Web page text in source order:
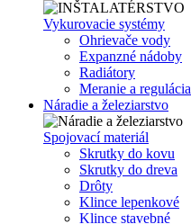
Vykurovacie systémy
Ohrievače vody
Expanzné nádoby
Radiátory
Meranie a regulácia
Náradie a železiarstvo
Spojovací materiál
Skrutky do kovu
Skrutky do dreva
Drôty
Klince lepenkové
Klince stavebné